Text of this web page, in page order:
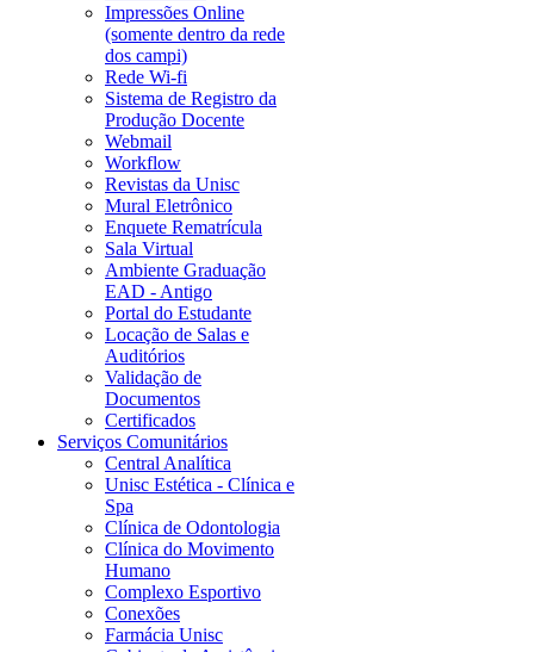
Impressões Online
(somente dentro da rede
dos campi)
Rede Wi-fi
Sistema de Registro da
Produção Docente
Webmail
Workflow
Revistas da Unisc
Mural Eletrônico
Enquete Rematrícula
Sala Virtual
Ambiente Graduação
EAD - Antigo
Portal do Estudante
Locação de Salas e
Auditórios
Validação de
Documentos
Certificados
Serviços Comunitários
Central Analítica
Unisc Estética - Clínica e
Spa
Clínica de Odontologia
Clínica do Movimento
Humano
Complexo Esportivo
Conexões
Farmácia Unisc